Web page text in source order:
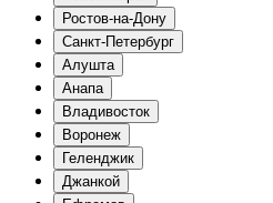
Ростов-на-Дону
Санкт-Петербург
Алушта
Анапа
Владивосток
Воронеж
Геленджик
Джанкой